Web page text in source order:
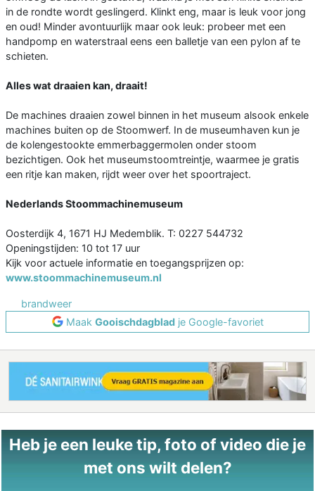
in de rondte wordt geslingerd. Klinkt eng, maar is leuk voor jong
en oud! Minder avontuurlijk maar ook leuk: probeer met een
handpomp en waterstraal eens een balletje van een pylon af te
schieten.
Alles wat draaien kan, draait!
De machines draaien zowel binnen in het museum alsook enkele
machines buiten op de Stoomwerf. In de museumhaven kun je
de kolengestookte emmerbaggermolen onder stoom
bezichtigen. Ook het museumstoomtreintje, waarmee je gratis
een ritje kan maken, rijdt weer over het spoortraject.
Nederlands Stoommachinemuseum
Oosterdijk 4, 1671 HJ Medemblik. T: 0227 544732
Openingstijden: 10 tot 17 uur
Kijk voor actuele informatie en toegangsprijzen op:
www.stoommachinemuseum.nl
brandweer
Maak Gooischdagbladje Google-favoriet
Heb je een leuke tip, foto of video die je
met ons wilt delen?